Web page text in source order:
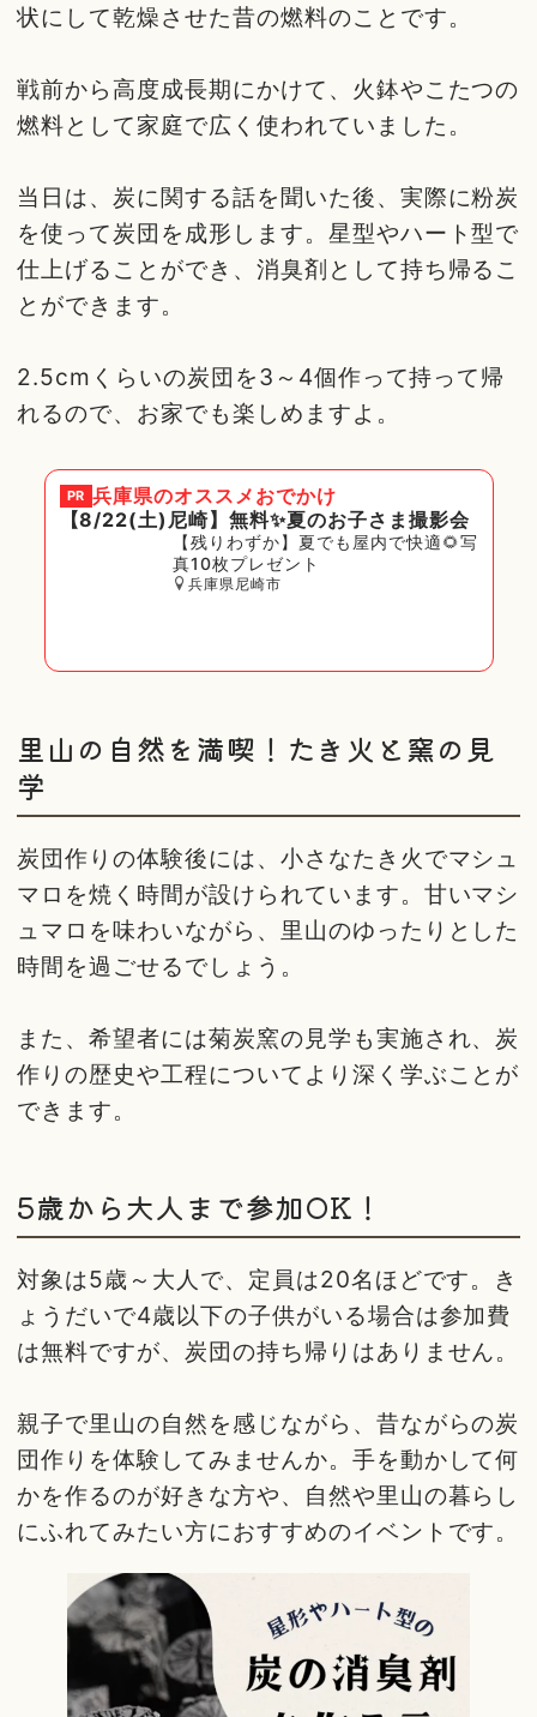
状にして乾燥させた昔の燃料のことです。
戦前から高度成長期にかけて、火鉢やこたつの
燃料として家庭で広く使われていました。
当日は、炭に関する話を聞いた後、実際に粉炭
を使って炭団を成形します。星型やハート型で
仕上げることができ、消臭剤として持ち帰るこ
とができます。
2.5cmくらいの炭団を3～4個作って持って帰
れるので、お家でも楽しめますよ。
PR 兵庫県のオススメおでかけ
【8/22(土)尼崎】無料✨夏のお子さま撮影会
【残りわずか】夏でも屋内で快適🌻写
真10枚プレゼント
兵庫県尼崎市
里山の自然を満喫！たき火と窯の見
学
炭団作りの体験後には、小さなたき火でマシュ
マロを焼く時間が設けられています。甘いマシ
ュマロを味わいながら、里山のゆったりとした
時間を過ごせるでしょう。
また、希望者には菊炭窯の見学も実施され、炭
作りの歴史や工程についてより深く学ぶことが
できます。
5歳から大人まで参加OK！
対象は5歳～大人で、定員は20名ほどです。き
ょうだいで4歳以下の子供がいる場合は参加費
は無料ですが、炭団の持ち帰りはありません。
親子で里山の自然を感じながら、昔ながらの炭
団作りを体験してみませんか。手を動かして何
かを作るのが好きな方や、自然や里山の暮らし
にふれてみたい方におすすめのイベントです。